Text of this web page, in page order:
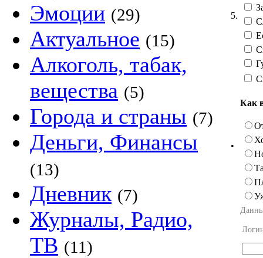
Эмоции (29)
Актуальное (15)
Алкоголь, табак,
вещества (5)
Города и страны (7)
Деньги, Финансы
(13)
Дневник (7)
Журналы, Радио,
ТВ (11)
5.
•
Как